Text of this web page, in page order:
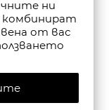
ни
комбинират
от вас